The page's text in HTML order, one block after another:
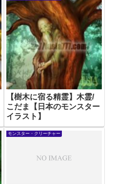
【樹木に宿る精霊】木霊/
こだま【日本のモンスター
イラスト】
モンスター・クリーチャー